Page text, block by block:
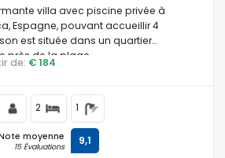
villa avec piscine privée à
Espagne, pouvant accueillir 4
est située dans un quartier
près de la plage.
de: € 184
2 1
moyenne
15 Évaluations 9,1